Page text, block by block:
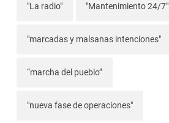
"La radio" "Mantenimiento 24/7"
"marcadas y malsanas intenciones"
“marcha del pueblo”
"nueva fase de operaciones"